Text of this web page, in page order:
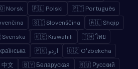
Norsk 🇵🇱 Polski
🇵🇹 Português
🇸🇮 Slovenščina
🇦🇱 Shqip
🇰🇪 Kiswahili
🇹🇭 ไทย
🇵🇰 اردو
🇺🇿 Oʻzbekcha
文 🇧🇾 Беларуская 🇷🇺 Русский